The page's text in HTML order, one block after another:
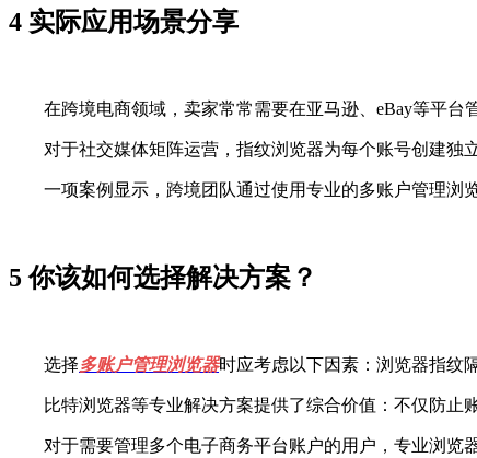
4 实际应用场景分享
在跨境电商领域，卖家常常需要在亚马逊、eBay等平台
对于社交媒体矩阵运营，指纹浏览器为每个账号创建独立
一项案例显示，跨境团队通过使用专业的多账户管理浏览
5 你该如何选择解决方案？
选择多账户管理浏览器时应考虑以下因素：浏览器指纹
比特浏览器等专业解决方案提供了综合价值：不仅防止账
对于需要管理多个电子商务平台账户的用户，专业浏览